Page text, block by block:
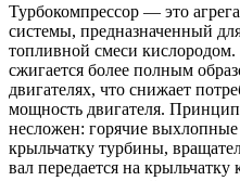
Турбокомпрессор — это
системы, предназначенный
топливной смеси кислородом.
сжигается более полным
двигателях, что снижает
мощность двигателя.
несложен: горячие
крыльчатку турбины,
вал передается на крыльчатку